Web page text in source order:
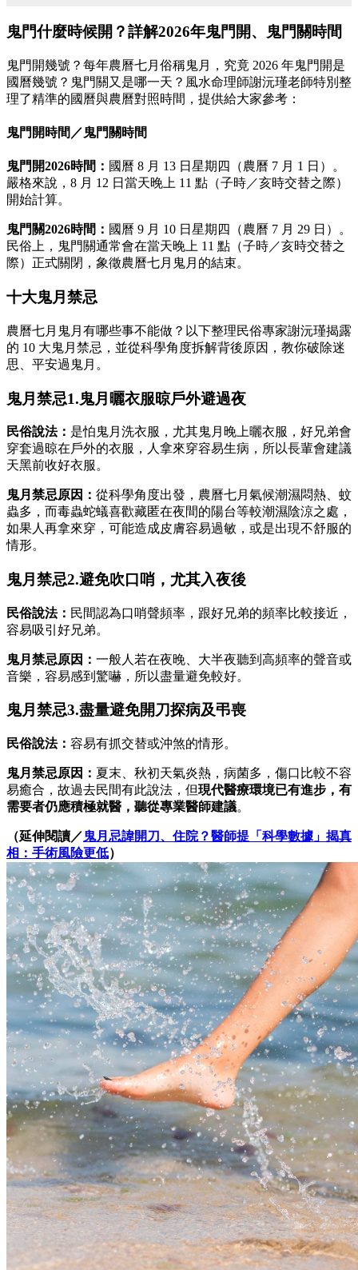
鬼門什麼時候開？詳解2026年鬼門開、鬼門關時間
鬼門開幾號？每年農曆七月俗稱鬼月，究竟 2026 年鬼門開是
國曆幾號？鬼門關又是哪一天？風水命理師謝沅瑾老師特別整
理了精準的國曆與農曆對照時間，提供給大家參考：
鬼門開時間／鬼門關時間
鬼門開2026時間： 國曆 8 月 13 日星期四（農曆 7 月 1 日）。
嚴格來說，8 月 12 日當天晚上 11 點（子時／亥時交替之際）
開始計算。
鬼門關2026時間： 國曆 9 月 10 日星期四（農曆 7 月 29 日）。
民俗上，鬼門關通常會在當天晚上 11 點（子時／亥時交替之
際）正式關閉，象徵農曆七月鬼月的結束。
十大鬼月禁忌
農曆七月鬼月有哪些事不能做？以下整理民俗專家謝沅瑾揭露
的 10 大鬼月禁忌，並從科學角度拆解背後原因，教你破除迷
思、平安過鬼月。
鬼月禁忌1.鬼月曬衣服晾戶外避過夜
民俗說法： 是怕鬼月洗衣服，尤其鬼月晚上曬衣服，好兄弟會
穿套過晾在戶外的衣服，人拿來穿容易生病，所以長輩會建議
天黑前收好衣服。
鬼月禁忌原因： 從科學角度出發，農曆七月氣候潮濕悶熱、蚊
蟲多，而毒蟲蛇蟻喜歡藏匿在夜間的陽台等較潮濕陰涼之處，
如果人再拿來穿，可能造成皮膚容易過敏，或是出現不舒服的
情形。
鬼月禁忌2.避免吹口哨，尤其入夜後
民俗說法： 民間認為口哨聲頻率，跟好兄弟的頻率比較接近，
容易吸引好兄弟。
鬼月禁忌原因： 一般人若在夜晚、大半夜聽到高頻率的聲音或
音樂，容易感到驚嚇，所以盡量避免較好。
鬼月禁忌3.盡量避免開刀探病及弔喪
民俗說法： 容易有抓交替或沖煞的情形。
鬼月禁忌原因： 夏末、秋初天氣炎熱，病菌多，傷口比較不容
易癒合，故過去民間有此說法，但現代醫療環境已有進步，有
需要者仍應積極就醫，聽從專業醫師建議。
（延伸閱讀／鬼月忌諱開刀、住院？醫師提「科學數據」揭真
相：手術風險更低）